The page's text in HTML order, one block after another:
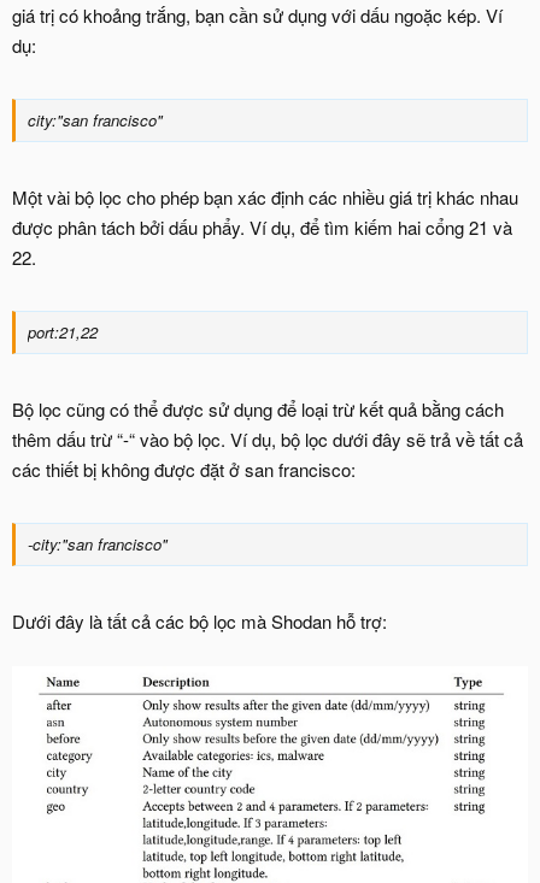
giá trị có khoảng trắng, bạn cần sử dụng với dấu ngoặc kép. Ví
dụ:
city:"san francisco"
Một vài bộ lọc cho phép bạn xác định các nhiều giá trị khác nhau
được phân tách bởi dấu phẩy. Ví dụ, để tìm kiếm hai cổng 21 và
22.
port:21,22
Bộ lọc cũng có thể được sử dụng để loại trừ kết quả bằng cách
thêm dấu trừ “-“ vào bộ lọc. Ví dụ, bộ lọc dưới đây sẽ trả về tất cả
các thiết bị không được đặt ở san francisco:
-city:"san francisco"
Dưới đây là tất cả các bộ lọc mà Shodan hỗ trợ: